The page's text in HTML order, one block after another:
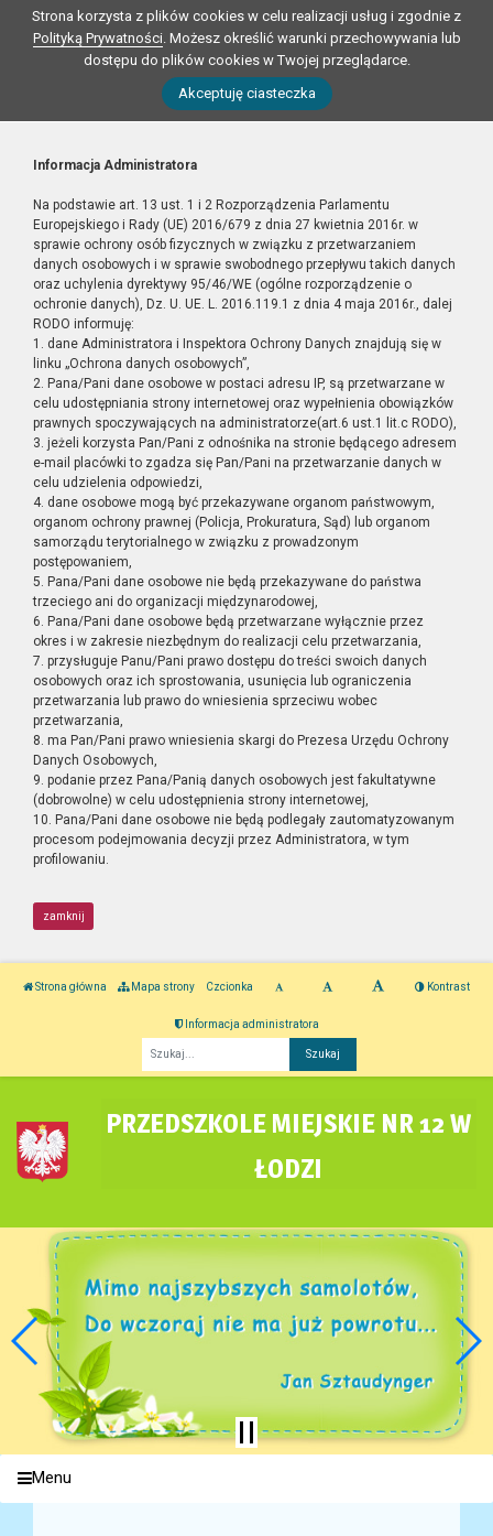
Strona korzysta z plików cookies w celu realizacji usług i zgodnie z
Polityką Prywatności. Możesz określić warunki przechowywania lub
dostępu do plików cookies w Twojej przeglądarce.
Akceptuję ciasteczka
Informacja Administratora
Na podstawie art. 13 ust. 1 i 2 Rozporządzenia Parlamentu
Europejskiego i Rady (UE) 2016/679 z dnia 27 kwietnia 2016r. w
sprawie ochrony osób fizycznych w związku z przetwarzaniem
danych osobowych i w sprawie swobodnego przepływu takich danych
oraz uchylenia dyrektywy 95/46/WE (ogólne rozporządzenie o
ochronie danych), Dz. U. UE. L. 2016.119.1 z dnia 4 maja 2016r., dalej
RODO informuję:
1. dane Administratora i Inspektora Ochrony Danych znajdują się w
linku „Ochrona danych osobowych”,
2. Pana/Pani dane osobowe w postaci adresu IP, są przetwarzane w
celu udostępniania strony internetowej oraz wypełnienia obowiązków
prawnych spoczywających na administratorze(art.6 ust.1 lit.c RODO),
3. jeżeli korzysta Pan/Pani z odnośnika na stronie będącego adresem
e-mail placówki to zgadza się Pan/Pani na przetwarzanie danych w
celu udzielenia odpowiedzi,
4. dane osobowe mogą być przekazywane organom państwowym,
organom ochrony prawnej (Policja, Prokuratura, Sąd) lub organom
samorządu terytorialnego w związku z prowadzonym
postępowaniem,
5. Pana/Pani dane osobowe nie będą przekazywane do państwa
trzeciego ani do organizacji międzynarodowej,
6. Pana/Pani dane osobowe będą przetwarzane wyłącznie przez
okres i w zakresie niezbędnym do realizacji celu przetwarzania,
7. przysługuje Panu/Pani prawo dostępu do treści swoich danych
osobowych oraz ich sprostowania, usunięcia lub ograniczenia
przetwarzania lub prawo do wniesienia sprzeciwu wobec
przetwarzania,
8. ma Pan/Pani prawo wniesienia skargi do Prezesa Urzędu Ochrony
Danych Osobowych,
9. podanie przez Pana/Panią danych osobowych jest fakultatywne
(dobrowolne) w celu udostępnienia strony internetowej,
10. Pana/Pani dane osobowe nie będą podlegały zautomatyzowanym
procesom podejmowania decyzji przez Administratora, w tym
profilowaniu.
zamknij
Strona główna Mapa strony Czcionka Kontrast
Informacja administratora
PRZEDSZKOLE MIEJSKIE NR 12 W
ŁODZI
Menu